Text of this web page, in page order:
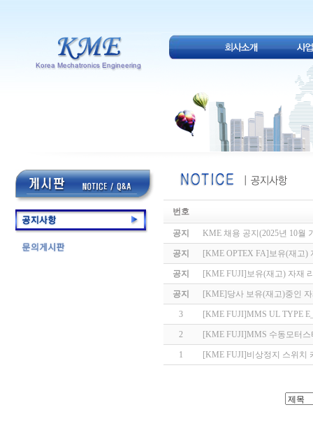
번호
공지 KME 채용 공지(2025년 10월
공지 [KME OPTEX FA]보유(재고)
공지 [KME FUJI]보유(재고) 자재
공지 [KME]당사 보유(재고)중인
3 [KME FUJI]MMS UL TYPE
2 [KME FUJI]MMS 수동모터
1 [KME FUJI]비상정지 스위치